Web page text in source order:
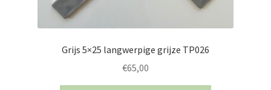
Grijs 5×25 langwerpige grijze TP026
€65,00